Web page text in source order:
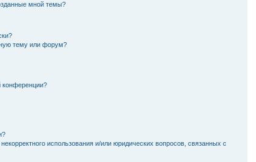
мной темы?
тему или форум?
конференции?
использования и/или юридических вопросов, связанных с